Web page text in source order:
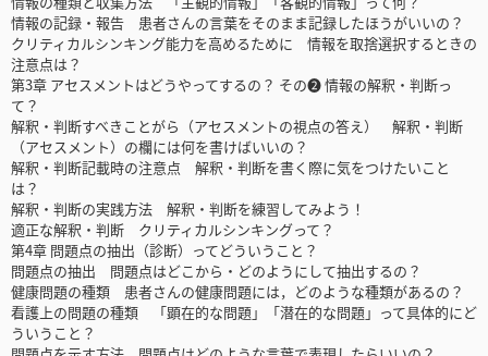
情報の記録・報告 患者さんの言葉をそのまま記録したほうがいいの？
クリティカルシンキング能力を高めるために 情報を取捨選択するときの
注意点は？
第3章 アセスメントはどうやってするの？ その❷ 情報の解釈・判断っ
て？
解釈・判断すべきことがら（アセスメントの視点の答え） 解釈・判断
（アセスメント）の欄には何を書けばいいの？
解釈・判断記載時の注意点 解釈・判断を書く際に気をつけたいこと
は？
解釈・判断の実践方法 解釈・判断を練習してみよう！
適正な解釈・判断 クリティカルシンキングって？
第4章 問題点の抽出（診断）ってどういうこと？
問題点の抽出 問題点はどこから・どのようにして抽出するの？
健康問題の種類 患者さんの健康問題には，どのような種類があるの？
看護上の問題の種類 「顕在的な問題」「潜在的な問題」って具体的にど
ういうこと？